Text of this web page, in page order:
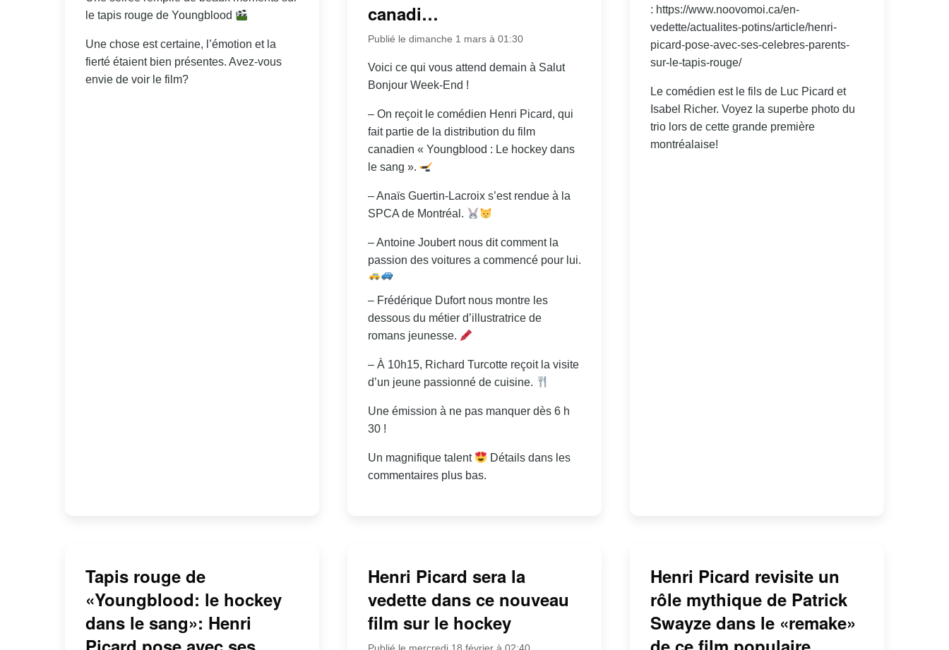
le tapis rouge de Youngblood
Une chose est certaine, l’émotion et la
fierté étaient bien présentes. Avez-vous
envie de voir le film?
canadi…
Publié le dimanche 1 mars à 01:30
Voici ce qui vous attend demain à Salut
Bonjour Week-End !
– On reçoit le comédien Henri Picard, qui
fait partie de la distribution du film
canadien « Youngblood : Le hockey dans
le sang ».
– Anaïs Guertin-Lacroix s’est rendue à la
SPCA de Montréal.
– Antoine Joubert nous dit comment la
passion des voitures a commencé pour lui.
– Frédérique Dufort nous montre les
dessous du métier d’illustratrice de
romans jeunesse.
– À 10h15, Richard Turcotte reçoit la visite
d’un jeune passionné de cuisine.
Une émission à ne pas manquer dès 6 h
30 !
Un magnifique talent
Détails dans les
commentaires plus bas.
: https://www.noovomoi.ca/en-
vedette/actualites-potins/article/henri-
picard-pose-avec-ses-celebres-parents-
sur-le-tapis-rouge/
Le comédien est le fils de Luc Picard et
Isabel Richer. Voyez la superbe photo du
trio lors de cette grande première
montréalaise!
Tapis rouge de
«Youngblood: le hockey
dans le sang»: Henri
Henri Picard sera la
vedette dans ce nouveau
film sur le hockey
Publié le mercredi 18 février à 02:40
Henri Picard revisite un
rôle mythique de Patrick
Swayze dans le «remake»